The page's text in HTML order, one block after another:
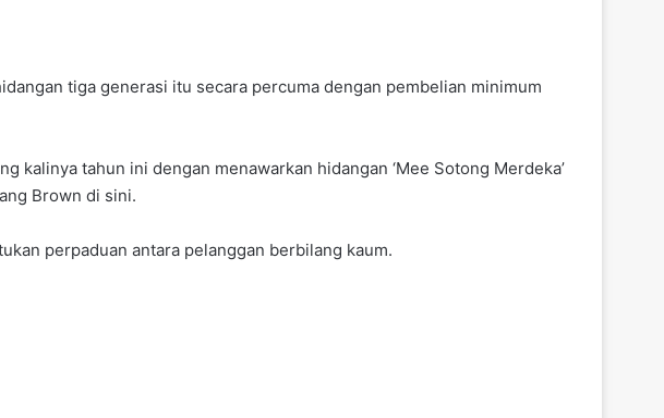
tiga generasi itu secara percuma dengan pembelian minimum
kalinya tahun ini dengan menawarkan hidangan ‘Mee Sotong Merdeka’
Brown di sini.
perpaduan antara pelanggan berbilang kaum.